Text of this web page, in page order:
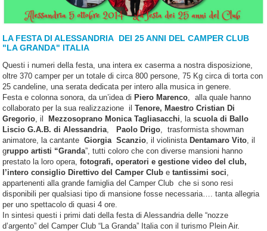
LA FESTA DI ALESSANDRIA DEI 25 ANNI DEL CAMPER CLUB
"LA GRANDA" ITALIA
Questi i numeri della festa, una intera ex caserma a nostra disposizione,
oltre 370 camper per un totale di circa 800 persone, 75 Kg circa di torta con
25 candeline, una serata dedicata per intero alla musica in genere.
Festa e colonna sonora, da un’idea diPiero Marenco , alla quale hanno
collaborato per la sua realizzazione ilTenore, Maestro Cristian Di
Gregorio , ilMezzosoprano Monica Tagliasacchi , lascuola di Ballo
Liscio G.A.B. di Alessandria ,Paolo Drigo , trasformista showman
animatore, la cantanteGiorgia Scanzio , il violinistaDentamaro Vito , il
gruppo artisti “Granda”, tutti coloro che con diverse mansioni hanno
prestato la loro opera, fotografi, operatori e gestione video del club,
l’intero consiglio Direttivo del Camper Club etantissimi soci
appartenenti alla grande famiglia del Camper Club che si sono resi
disponibili per qualsiasi tipo di mansione fosse necessaria…. tanta allegria
per uno spettacolo di quasi 4 ore.
In sintesi questi i primi dati della festa di Alessandria delle “nozze
d’argento” del Camper Club “La Granda” Italia con il turismo Plein Air.